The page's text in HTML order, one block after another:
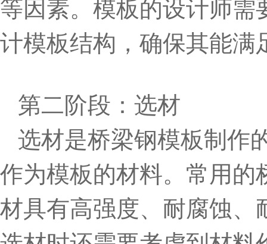
等因素。模板的设计师需
计模板结构，确保其能满
第二阶段：选材
选材是桥梁钢模板制作
作为模板的材料。常用的
材具有高强度、耐腐蚀、